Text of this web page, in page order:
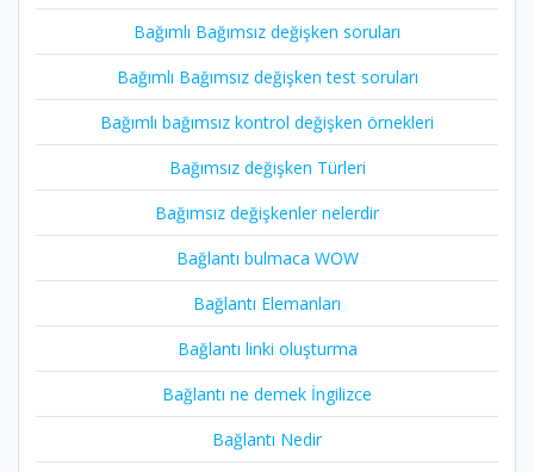
Bağımlı Bağımsız değişken soruları
Bağımlı Bağımsız değişken test soruları
Bağımlı bağımsız kontrol değişken örnekleri
Bağımsız değişken Türleri
Bağımsız değişkenler nelerdir
Bağlantı bulmaca WOW
Bağlantı Elemanları
Bağlantı linki oluşturma
Bağlantı ne demek İngilizce
Bağlantı Nedir